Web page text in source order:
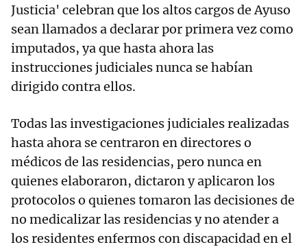
Justicia' celebran que los altos cargos de Ayuso
sean llamados a declarar por primera vez como
imputados, ya que hasta ahora las
instrucciones judiciales nunca se habían
dirigido contra ellos.
Todas las investigaciones judiciales realizadas
hasta ahora se centraron en directores o
médicos de las residencias, pero nunca en
quienes elaboraron, dictaron y aplicaron los
protocolos o quienes tomaron las decisiones de
no medicalizar las residencias y no atender a
los residentes enfermos con discapacidad en el